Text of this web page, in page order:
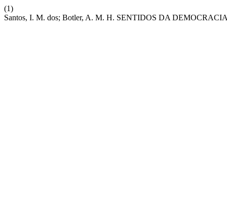
(1)
Santos, I. M. dos; Botler, A. M. H. SENTIDOS DA